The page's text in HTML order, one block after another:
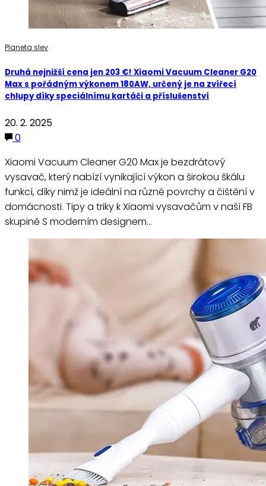
Planeta slev
Druhá nejnižší cena jen 203 €! Xiaomi Vacuum Cleaner G20
Max s pořádným výkonem 180AW, určený je na zvířecí
chlupy díky speciálnímu kartáči a příslušenství
20. 2. 2025
0
Xiaomi Vacuum Cleaner G20 Max je bezdrátový
vysavač, který nabízí vynikající výkon a širokou škálu
funkcí, díky nimž je ideální na různé povrchy a čištění v
domácnosti. Tipy a triky k Xiaomi vysavačům v naší FB
skupině S moderním designem…